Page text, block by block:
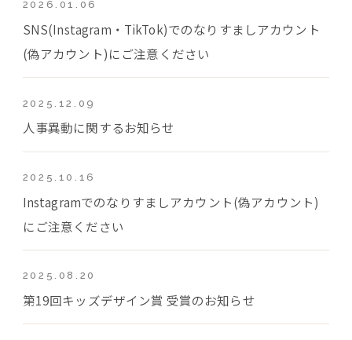
2026.01.06
SNS(Instagram・TikTok)でのなりすましアカウント
(偽アカウント)にご注意ください
2025.12.09
人事異動に関するお知らせ
2025.10.16
Instagramでのなりすましアカウント(偽アカウント)
にご注意ください
2025.08.20
第19回キッズデザイン賞 受賞のお知らせ